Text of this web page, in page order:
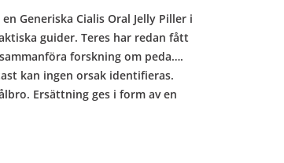
Generiska Cialis Oral Jelly Piller i
guider. Teres har redan fått
forskning om peda….
kan ingen orsak identifieras.
Ersättning ges i form av en